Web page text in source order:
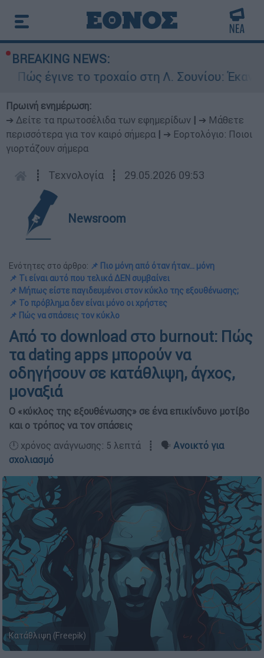
BREAKING NEWS:
έγινε το τροχαίο στη Λ. Σουνίου: Έκανε
Πρωινή ενημέρωση:
➔ Δείτε τα πρωτοσέλιδα των εφημερίδων
➔ Μάθετε
περισσότερα για τον καιρό σήμερα
➔ Εορτολόγιο: Ποιοι
γιορτάζουν σήμερα
┋ Τεχνολογία ┋ 29.05.2026 09:53
Newsroom
Ενότητες στο άρθρο: 📌 Πιο μόνη από όταν ήταν... μόνη
📌 Τι είναι αυτό που τελικά ΔΕΝ συμβαίνει
📌 Μήπως είστε παγιδευμένοι στον κύκλο της εξουθένωσης;
📌 Το πρόβλημα δεν είναι μόνο οι χρήστες
📌 Πώς να σπάσεις τον κύκλο
Από το download στο burnout: Πώς
τα dating apps μπορούν να
οδηγήσουν σε κατάθλιψη, άγχος,
μοναξιά
Ο «κύκλος της εξουθένωσης» σε ένα επικίνδυνο μοτίβο
και ο τρόπος να τον σπάσεις
🕛 χρόνος ανάγνωσης: 5 λεπτά ┋ 🗣️ Ανοικτό για
σχολιασμό
Κατάθλιψη (Freepik)